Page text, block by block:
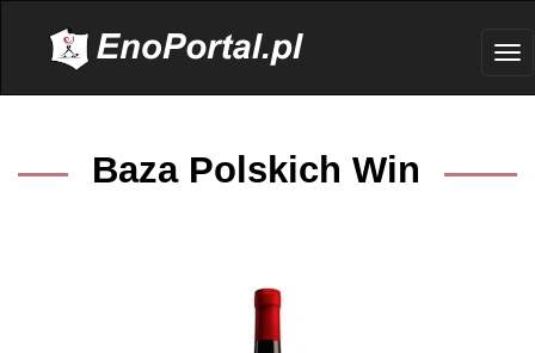
Baza Polskich Win